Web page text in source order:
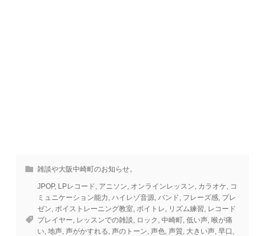
雑談や大阪中崎町のお知らせ。
JPOP, LPレコード, アニソン, オンラインレッスン, カラオケ, コ
ミュニケーション能力,ハイレゾ音源,バンド, フレーズ感, プレ
ゼン,ボイストレーニング教室,ボイトレ, リズム練習, レコード
プレイヤー, レッスンでの雑談, ロック ,中崎町,低い声,喉が痛
い,地声,声がかすれる,声のトーン,声色,声質, 大きい声,早口 ,